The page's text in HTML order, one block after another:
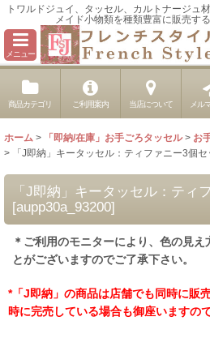
トワルドジュイ、タッセル、カルトナージュ
メイド小物類を種類豊富に販売す
メニュー
商品カテゴリ ご利用案内 当店について メル
ホーム > 「即納/在庫」お手ごろタッセル > お
>
「J即納」キータッセル：ティファニー3個セ
「J即納」キータッセル：ティ
[aupp30a_93200]
＊ご利用のモニターにより、色の見
とがございますのでご了承下さい。
*「J即納」の商品は店舗でも同時に販
時に完売している場合も御座いますの